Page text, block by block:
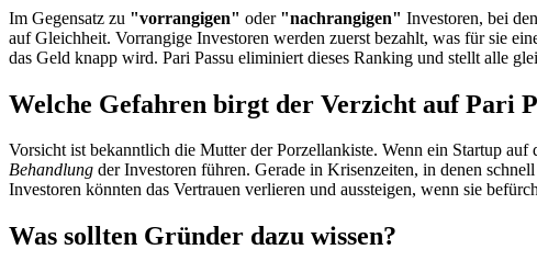
Im Gegensatz zu "vorrangigen" oder "nachrangigen" Investoren, bei
auf Gleichheit. Vorrangige Investoren werden zuerst bezahlt, was für sie
das Geld knapp wird. Pari Passu eliminiert dieses Ranking und stellt alle
Welche Gefahren birgt der Verzicht auf Pari
Vorsicht ist bekanntlich die Mutter der Porzellankiste. Wenn ein Startup auf
Behandlung der Investoren führen. Gerade in Krisenzeiten, in denen
Investoren könnten das Vertrauen verlieren und aussteigen, wenn sie
Was sollten Gründer dazu wissen?